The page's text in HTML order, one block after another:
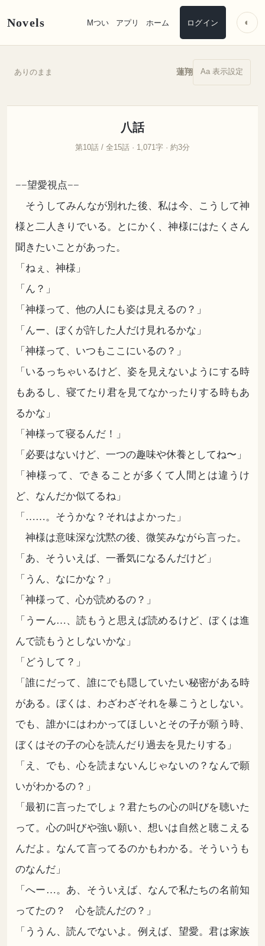
Novels Mつい アプリ ホーム ログイン ◐
ありのまま 蓮翔 Aa 表示設定
八話
第10話 / 全15話 · 1,071字 · 約3分
−−望愛視点−−
そうしてみんなが別れた後、私は今、こうして神
様と二人きりでいる。とにかく、神様にはたくさん
聞きたいことがあった。
「ねぇ、神様」
「ん？」
「神様って、他の人にも姿は見えるの？」
「んー、ぼくが許した人だけ見れるかな」
「神様って、いつもここにいるの？」
「いるっちゃいるけど、姿を見えないようにする時
もあるし、寝てたり君を見てなかったりする時もあ
るかな」
「神様って寝るんだ！」
「必要はないけど、一つの趣味や休養としてね〜」
「神様って、できることが多くて人間とは違うけ
ど、なんだか似てるね」
「……。そうかな？それはよかった」
神様は意味深な沈黙の後、微笑みながら言った。
「あ、そういえば、一番気になるんだけど」
「うん、なにかな？」
「神様って、心が読めるの？」
「うーん…、読もうと思えば読めるけど、ぼくは進
んで読もうとしないかな」
「どうして？」
「誰にだって、誰にでも隠していたい秘密がある時
がある。ぼくは、わざわざそれを暴こうとしない。
でも、誰かにはわかってほしいとその子が願う時、
ぼくはその子の心を読んだり過去を見たりする」
「え、でも、心を読まないんじゃないの？なんで願
いがわかるの？」
「最初に言ったでしょ？君たちの心の叫びを聴いた
って。心の叫びや強い願い、想いは自然と聴こえる
んだよ。なんて言ってるのかもわかる。そういうも
のなんだ」
「へー…。あ、そういえば、なんで私たちの名前知
ってたの？ 心を読んだの？」
「ううん、読んでないよ。例えば、望愛。君は家族